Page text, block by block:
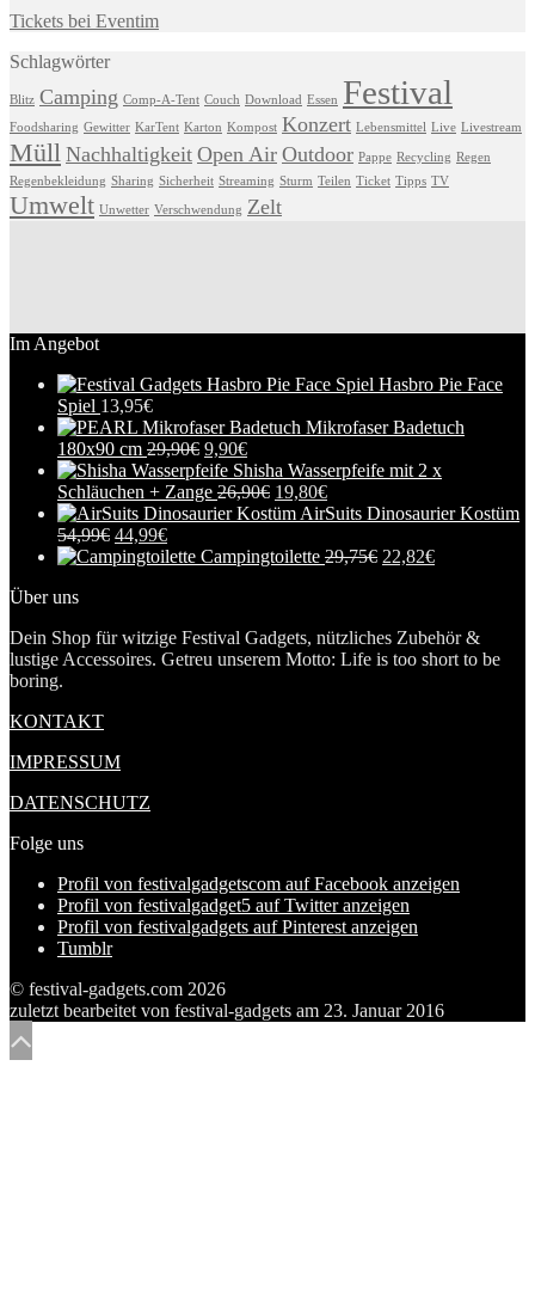
Tickets bei Eventim
Schlagwörter
Blitz Camping Comp-A-Tent Couch Download Essen Festival
Foodsharing Gewitter KarTent Karton Kompost Konzert Lebensmittel Live Livestream
Müll Nachhaltigkeit Open Air Outdoor Pappe Recycling Regen
Regenbekleidung Sharing Sicherheit Streaming Sturm Teilen Ticket Tipps TV
Umwelt Unwetter Verschwendung Zelt
Im Angebot
Hasbro Pie Face
Spiel 13,95€
Mikrofaser Badetuch
180x90 cm 29,90€ 9,90€
Shisha Wasserpfeife mit 2 x
Schläuchen + Zange 26,90€ 19,80€
AirSuits Dinosaurier Kostüm
54,99€ 44,99€
Campingtoilette 29,75€ 22,82€
Über uns
Dein Shop für witzige Festival Gadgets, nützliches Zubehör &
lustige Accessoires. Getreu unserem Motto: Life is too short to be
boring.
KONTAKT
IMPRESSUM
DATENSCHUTZ
Folge uns
Profil von festivalgadgetscom auf Facebook anzeigen
Profil von festivalgadget5 auf Twitter anzeigen
Profil von festivalgadgets auf Pinterest anzeigen
Tumblr
© festival-gadgets.com 2026
zuletzt bearbeitet von festival-gadgets am 23. Januar 2016